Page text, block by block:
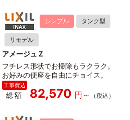
シンプル タンク型
リモデル
アメージュＺ
フチレス形状でお掃除もラクラク。
お好みの便座を自由にチョイス。
総額 82,570